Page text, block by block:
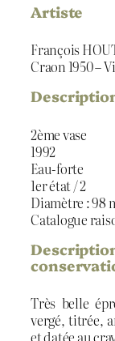
Artiste
François
Craon 1950 –
2ème vase
1992
Eau-forte
1er état / 2
Diamètre : 98
Catalogue
Très belle
vergé, titrée,